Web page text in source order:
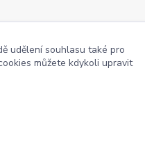
udělení souhlasu také pro
můžete kdykoli upravit